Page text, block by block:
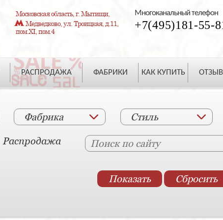
Московская область, г. Мытищи,
Медведково, ул. Троицкая, д.11,
пом.XI, пом.4
Многоканальный телефон
+7(495)181-55-
РАСПРОДАЖА ФАБРИКИ КАК КУПИТЬ
Фабрика Стиль
Распродажа